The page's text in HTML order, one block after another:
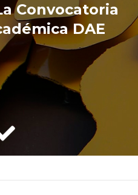
Convocatoria
DAE